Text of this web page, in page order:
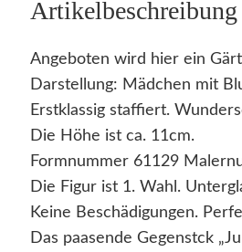
Artikelbeschreibung
Angeboten wird hier ein
Darstellung: Mädchen mit
Erstklassig staffiert.
Die Höhe ist ca. 11cm.
Formnummer 61129
Die Figur ist 1. Wahl.
Keine Beschädigungen.
Das paasende Gegenstck